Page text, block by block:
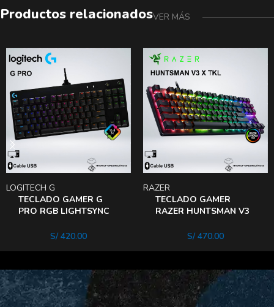
Productos relacionadosVER MÁS
TECLADO GAMER G
PRO RGB LIGHTSYNC
LOGITECH G
S/420.00
TECLADO GAMER
RAZER HUNTSMAN V3
SWITCH PURPLE SP
RAZER
S/470.00